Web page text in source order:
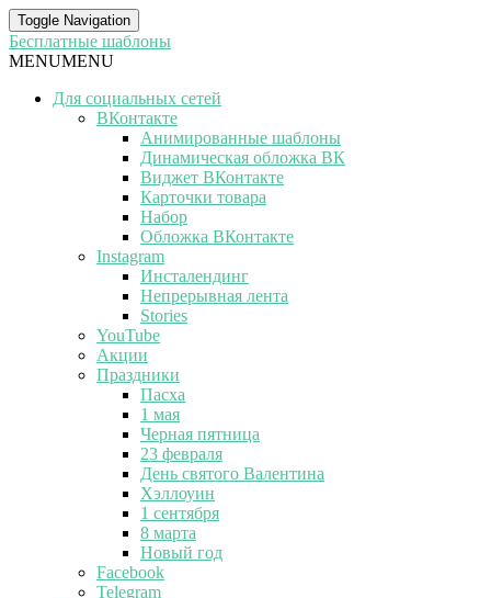
Toggle Navigation
Бесплатные шаблоны
MENUMENU
Для социальных сетей
ВКонтакте
Анимированные шаблоны
Динамическая обложка ВК
Виджет ВКонтакте
Карточки товара
Набор
Обложка ВКонтакте
Instagram
Инсталендинг
Непрерывная лента
Stories
YouTube
Акции
Праздники
Пасха
1 мая
Черная пятница
23 февраля
День святого Валентина
Хэллоуин
1 сентября
8 марта
Новый год
Facebook
Telegram